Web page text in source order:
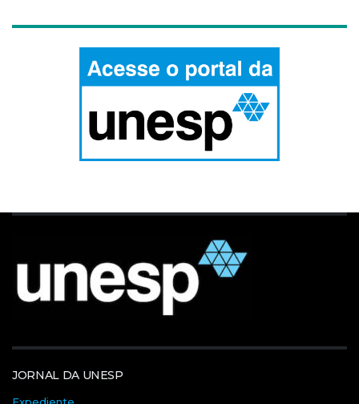
JORNAL DA UNESP
Expediente